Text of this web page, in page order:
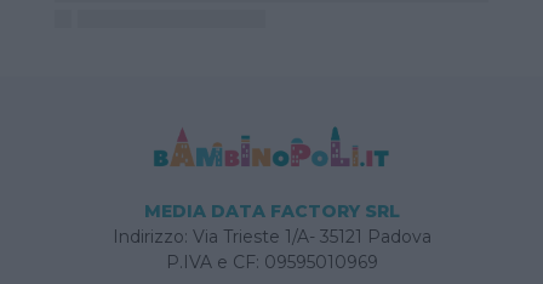
MEDIA DATA FACTORY SRL
Indirizzo: Via Trieste 1/A- 35121 Padova
P.IVA e CF: 09595010969